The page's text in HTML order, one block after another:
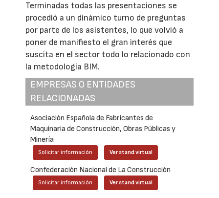
Terminadas todas las presentaciones se
procedió a un dinámico turno de preguntas
por parte de los asistentes, lo que volvió a
poner de manifiesto el gran interés que
suscita en el sector todo lo relacionado con
la metodología BIM.
EMPRESAS O ENTIDADES
RELACIONADAS
Asociación Española de Fabricantes de
Maquinaria de Construcción, Obras Públicas y
Minería
Solicitar información Ver stand virtual
Confederación Nacional de La Construcción
Solicitar información Ver stand virtual